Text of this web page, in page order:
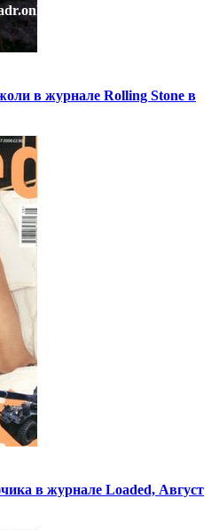
в журнале Rolling Stone в
в журнале Loaded, Август